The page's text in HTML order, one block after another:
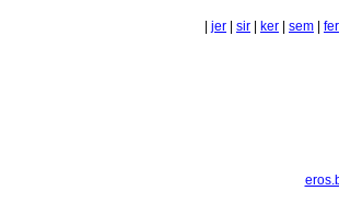
jer sir ker sem fer